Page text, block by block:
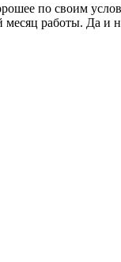
по своим
работы. Да и